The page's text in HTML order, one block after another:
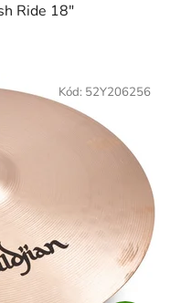
Ride 18"
Kód: 52Y206256